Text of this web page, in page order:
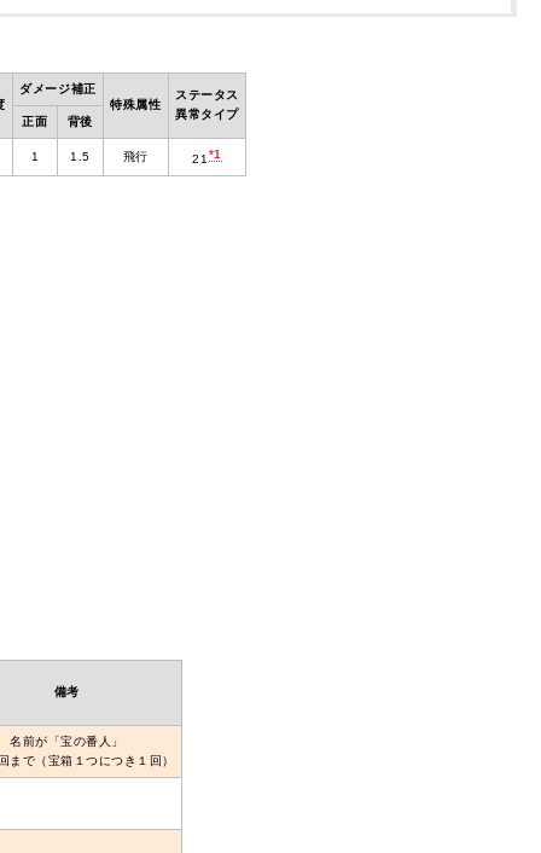
ダメージ補正
特殊属性
ステータス
異常タイプ
正面 背後
1 1.5 飛行 21*1
備考
名前が「宝の番人」
まで（宝箱１つにつき１回）